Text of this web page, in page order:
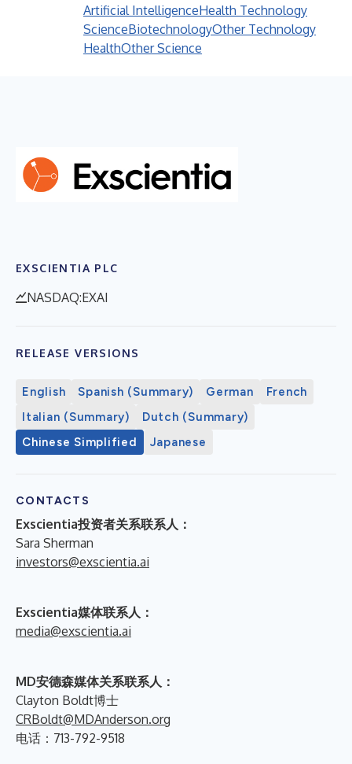
Artificial IntelligenceHealth Technology
ScienceBiotechnologyOther Technology
HealthOther Science
EXSCIENTIA PLC
NASDAQ:EXAI
RELEASE VERSIONS
English Spanish (Summary) German
French
Italian (Summary)
Dutch (Summary)
Chinese Simplified
Japanese
CONTACTS
Exscientia投资者关系联系人：
Sara Sherman
investors@exscientia.ai
Exscientia媒体联系人：
media@exscientia.ai
MD安德森媒体关系联系人：
Clayton Boldt博士
CRBoldt@MDAnderson.org
电话：713-792-9518